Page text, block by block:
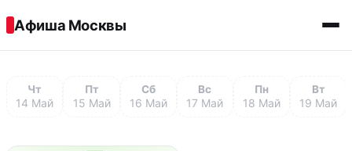
Афиша Москвы
Чт
14 Май
Пт
15 Май
Сб
16 Май
Вс
17 Май
Пн
18 Май
Вт
19 Май